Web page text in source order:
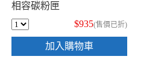
相容碳粉匣
$935(售價已折)
加入購物車